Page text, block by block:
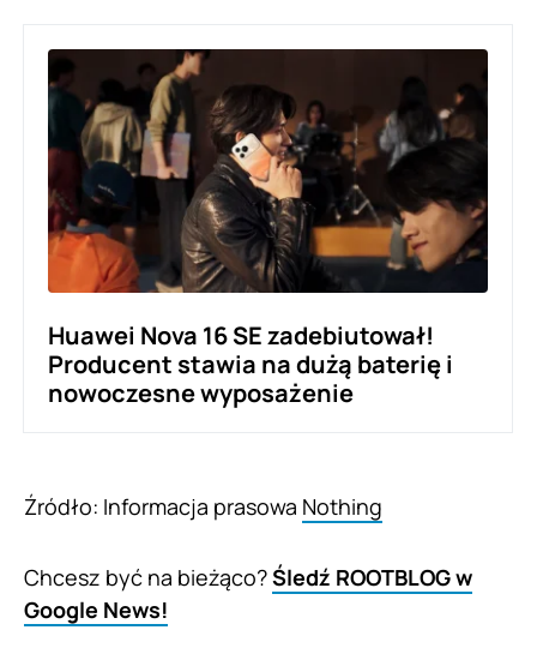
Huawei Nova 16 SE zadebiutował!
Producent stawia na dużą baterię i
nowoczesne wyposażenie
Źródło: Informacja prasowa Nothing
Chcesz być na bieżąco?Śledź ROOTBLOG w
Google News!